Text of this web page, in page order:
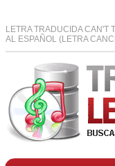
LETRA TRADUCIDA CAN'T
AL ESPAÑOL (LETRA